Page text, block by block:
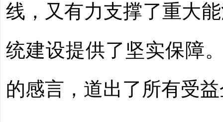
线，又有力支撑了重大
统建设提供了坚实保障
的感言，道出了所有受